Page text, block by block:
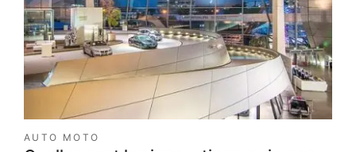
élément
essentiel
pour
assurer
la
sécurité
de
AUTO MOTO